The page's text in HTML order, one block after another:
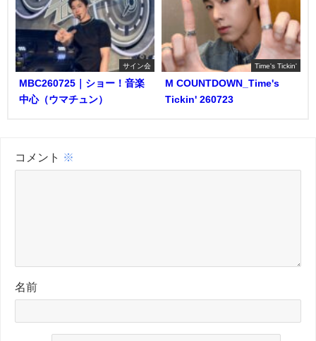
サイン会
MBC260725｜ショー！音楽
中心（ウマチュン）
Time's Tickin'
M COUNTDOWN_Time's
Tickin' 260723
コメント ※
名前